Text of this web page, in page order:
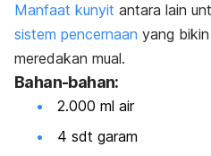
Manfaat kunyit antara lain
sistem pencernaan yang
meredakan mual.
Bahan-bahan:
2.000 ml air
4 sdt garam